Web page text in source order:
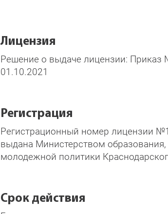
Лицензия
Решение о выдаче лицензии: Приказ
01.10.2021
Регистрация
Регистрационный номер лицензии
выдана Министерством образования,
молодежной политики
Срок действия